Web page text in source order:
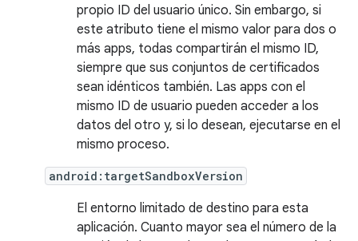
propio ID del usuario único. Sin embargo, si
este atributo tiene el mismo valor para dos o
más apps, todas compartirán el mismo ID,
siempre que sus conjuntos de certificados
sean idénticos también. Las apps con el
mismo ID de usuario pueden acceder a los
datos del otro y, si lo desean, ejecutarse en el
mismo proceso.
android:targetSandboxVersion
El entorno limitado de destino para esta
aplicación. Cuanto mayor sea el número de la